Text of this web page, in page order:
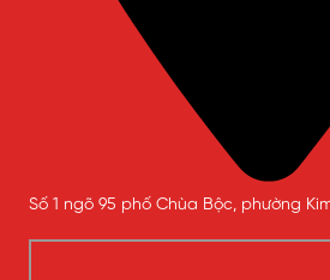
Số 1 ngõ 95 phố Chùa Bộc, phường